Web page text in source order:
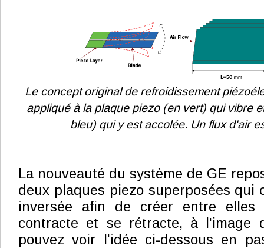
Le concept original de refroidissement
appliqué à la plaque piezo (en vert) qui vibre
bleu) qui y est accolée. Un flux d'air
La nouveauté du système de GE
deux plaques piezo superposées qui
inversée afin de créer entre
contracte et se rétracte, à l'image
pouvez voir l'idée ci-dessous en